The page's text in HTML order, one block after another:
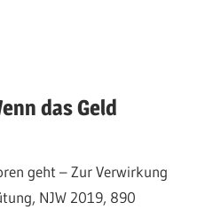
das Geld
geht – Zur Verwirkung
NJW 2019, 890